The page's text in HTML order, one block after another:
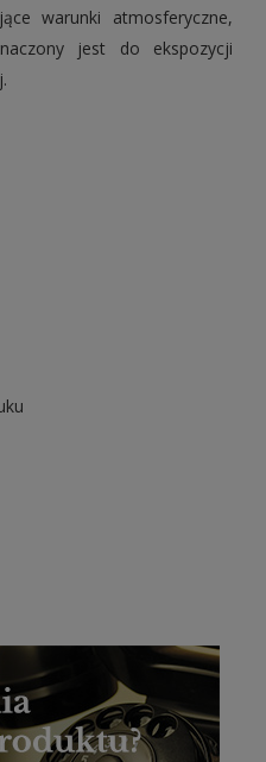
warunki atmosferyczne,
jest do ekspozycji